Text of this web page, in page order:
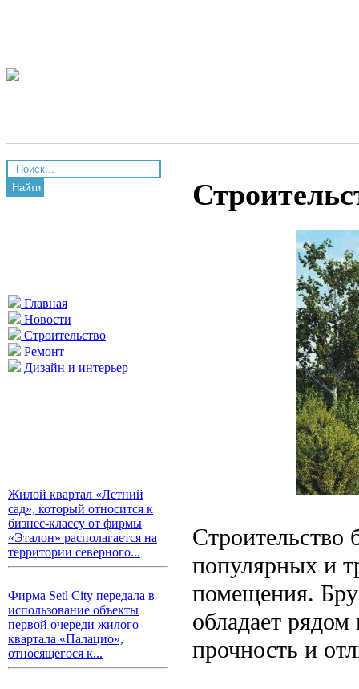
Найти
Главная
Новости
Строительство
Ремонт
Дизайн и интерьер
Жилой квартал «Летний
сад», который относится к
бизнес-классу от фирмы
«Эталон» располагается на
территории северного...
Фирма Setl City передала в
использование объекты
первой очереди жилого
квартала «Палацио»,
относящегося к...
Строительство
популярных и
помещения.
обладает
прочность и